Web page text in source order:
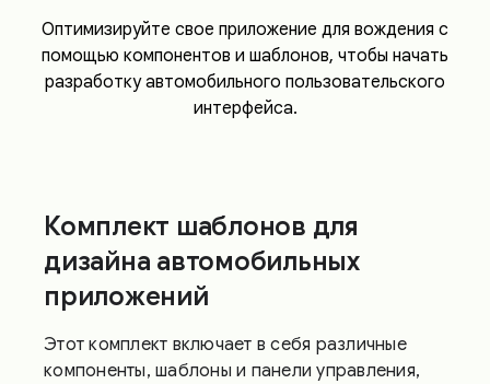
Оптимизируйте свое приложение для вождения с
помощью компонентов и шаблонов, чтобы начать
разработку автомобильного пользовательского
интерфейса.
Комплект шаблонов для
дизайна автомобильных
приложений
Этот комплект включает в себя различные
компоненты, шаблоны и панели управления,